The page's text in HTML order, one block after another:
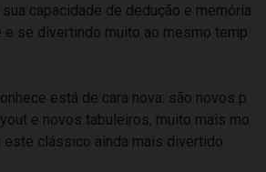
capacidade de dedução e memória
e se divertindo muito ao mesmo temp
está de cara nova: são novos p
e novos tabuleiros, muito mais mo
este clássico ainda mais divertido.